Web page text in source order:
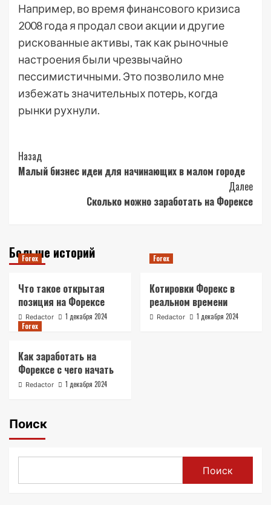
Например, во время финансового кризиса
2008 года я продал свои акции и другие
рискованные активы, так как рыночные
настроения были чрезвычайно
пессимистичными. Это позволило мне
избежать значительных потерь, когда
рынки рухнули.
Post
Navigation
Назад
Малый бизнес идеи для начинающих в малом городе
Далее
Сколько можно заработать на Форексе
Больше историй
Forex
Что такое открытая
позиция на Форексе
Redactor 1 декабря 2024
Forex
Котировки Форекс в
реальном времени
Redactor
1 декабря 2024
Forex
Как заработать на
Форексе с чего начать
Redactor 1 декабря 2024
Поиск
Поиск